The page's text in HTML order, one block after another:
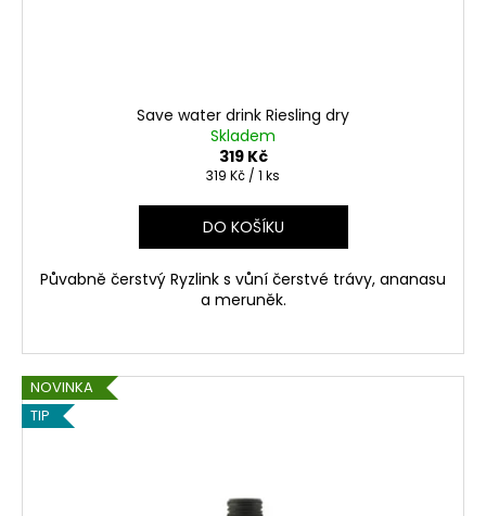
Save water drink Riesling dry
Skladem
319 Kč
Měrná
319 Kč / 1 ks
DO KOŠÍKU
Půvabně čerstvý Ryzlink s vůní čerstvé trávy, ananasu
a meruněk.
NOVINKA
TIP